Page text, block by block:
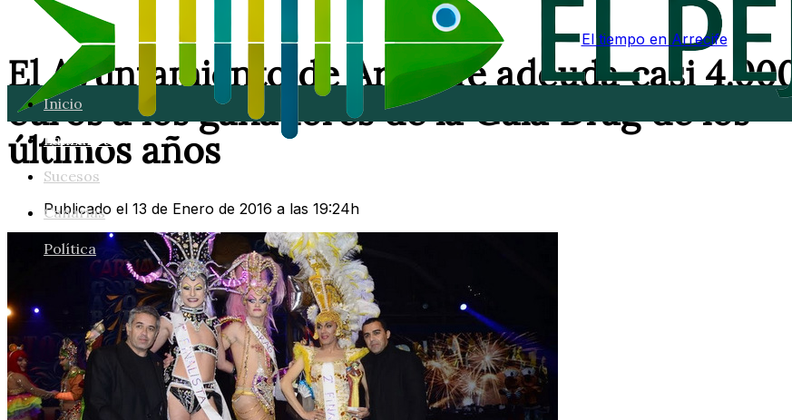
El tiempo en Arrecife
Inicio
Lanzarote
Sucesos
Canarias
Política
El Ayuntamiento de Arrecife adeuda casi 4.000
euros a los ganadores de la Gala Drag de los
últimos años
Publicado el 13 de Enero de 2016 a las 19:24h